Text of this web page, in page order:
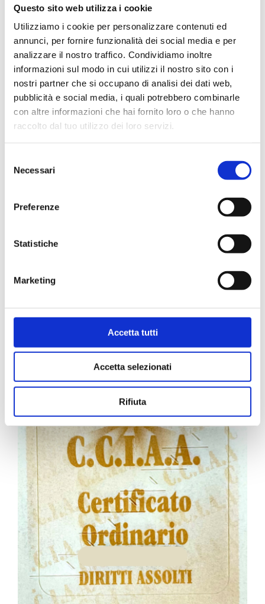
Questo sito web utilizza i cookie
Utilizziamo i cookie per personalizzare contenuti ed
annunci, per fornire funzionalità dei social media e per
analizzare il nostro traffico. Condividiamo inoltre
informazioni sul modo in cui utilizzi il nostro sito con i
nostri partner che si occupano di analisi dei dati web,
pubblicità e social media, i quali potrebbero combinarle
con altre informazioni che hai fornito loro o che hanno
raccolto dal tuo utilizzo dei loro servizi.
delNecessari
Preferenze
Statistiche
Marketing
Accetta tutti
Accetta selezionati
Rifiuta
Carta Filigranata CCIAA
24,40€